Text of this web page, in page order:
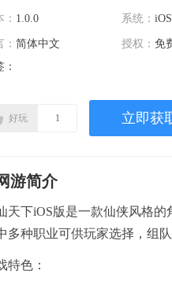
： 1.0.0 系统：
简体中文 授权： 免
好玩 1 立即获
游简介
天下iOS版是一款仙侠风格
多种职业可供玩家选择，组
特色：